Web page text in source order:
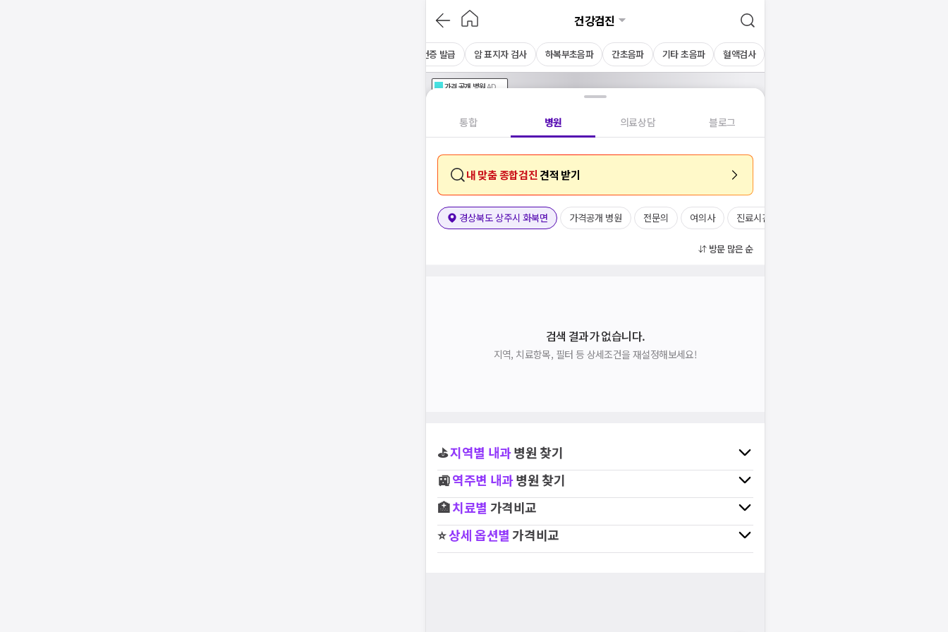
건강검진
보건증 발급 암 표지자 검사 하복부초음파 간초음파 기타 초음파 혈액검사
가격공개 병원AD
통합 병원 의료상담 블로그
내 맞춤 종합검진 견적 받기
경상북도 상주시 화북면 가격공개 병원 전문의 여의사 진료시간
방문 많은 순
검색 결과가 없습니다.
지역, 치료항목, 필터 등 상세조건을 재설정해보세요!
⛳지역별 내과병원 찾기
🚉역주변 내과병원 찾기
🏥치료별 가격비교
⭐상세 옵션별가격비교